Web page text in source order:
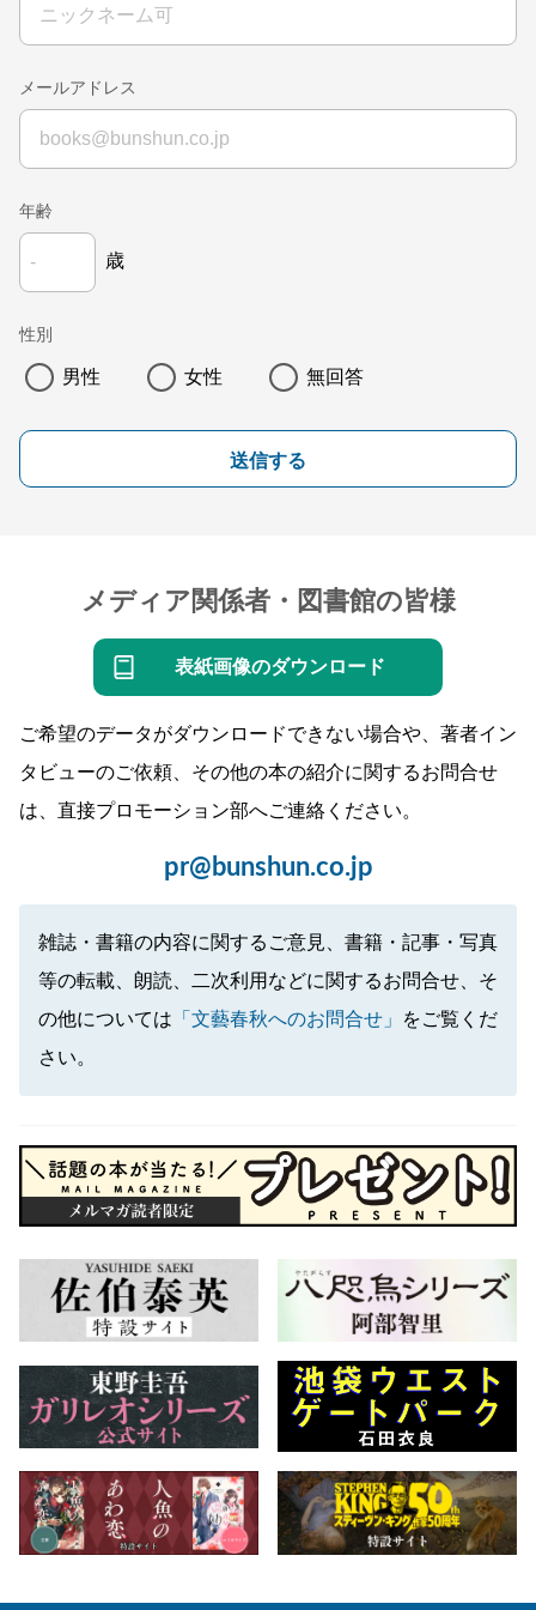
メールアドレス
年齢
歳
性別
男性 女性 無回答
送信する
メディア関係者・図書館の皆様
表紙画像のダウンロード
ご希望のデータがダウンロードできない場合や、著者イン
タビューのご依頼、その他の本の紹介に関するお問合せ
は、直接プロモーション部へご連絡ください。
pr@bunshun.co.jp
雑誌・書籍の内容に関するご意見、書籍・記事・写真
等の転載、朗読、二次利用などに関するお問合せ、そ
の他については 「文藝春秋へのお問合せ」
をご覧くだ
さい。